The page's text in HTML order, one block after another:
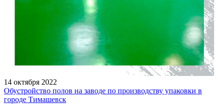
14 октября 2022
Обустройство полов на заводе по производству упаковки в
городе Тимашевск